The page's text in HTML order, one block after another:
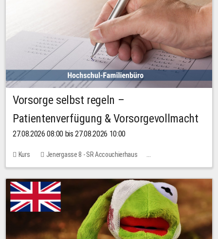
Vorsorge selbst regeln –
Patientenverfügung & Vorsorgevollmacht
27.08.2026 08:00 bis 27.08.2026 10:00
Kurs
Jenergasse 8 - SR Accouchierhaus
Keine freien Plätze